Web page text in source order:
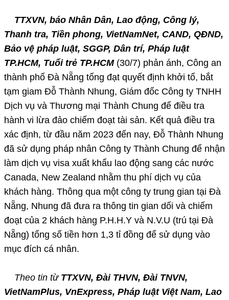
TTXVN, báo Nhân Dân, Lao động, Công lý,
Thanh tra, Tiền phong, VietNamNet, CAND, QĐND,
Bảo vệ pháp luật, SGGP, Dân trí, Pháp luật
TP.HCM, Tuổi trẻ TP.HCM(30/7) phản ánh, Công an
thành phố Đà Nẵng tống đạt quyết định khởi tố, bắt
tạm giam Đỗ Thành Nhung, Giám đốc Công ty TNHH
Dịch vụ và Thương mại Thành Chung để điều tra
hành vi lừa đảo chiếm đoạt tài sản. Kết quả điều tra
xác định, từ đầu năm 2023 đến nay, Đỗ Thành Nhung
đã sử dụng pháp nhân Công ty Thành Chung để nhận
làm dịch vụ visa xuất khẩu lao động sang các nước
Canada, New Zealand nhằm thu phí dịch vụ của
khách hàng. Thông qua một công ty trung gian tại Đà
Nẵng, Nhung đã đưa ra thông tin gian dối và chiếm
đoạt của 2 khách hàng P.H.H.Y và N.V.U (trú tại Đà
Nẵng) tổng số tiền hơn 1,3 tỉ đồng để sử dụng vào
mục đích cá nhân.
Theo tin từ TTXVN, Đài THVN, Đài TNVN,
VietNamPlus, VnExpress, Pháp luật Việt Nam, Lao